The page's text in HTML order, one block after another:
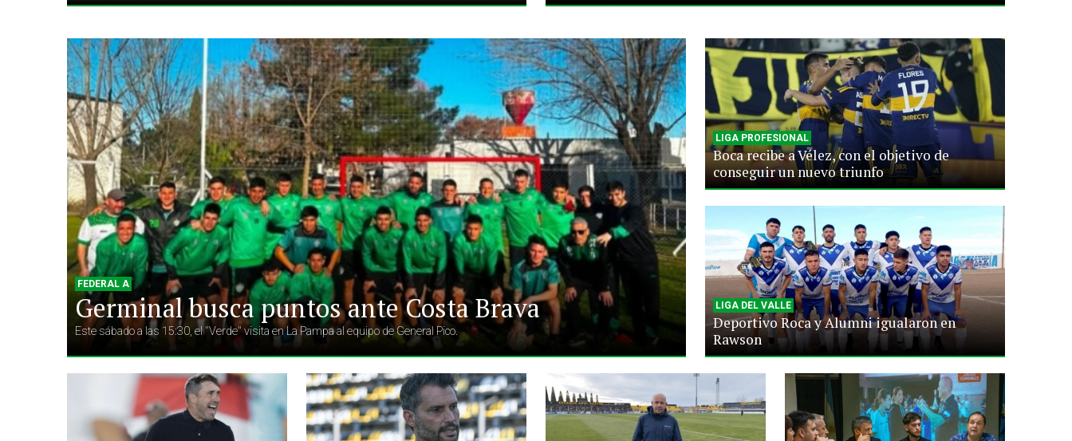
FEDERAL A
Germinal busca puntos ante Costa Brava
Este sábado a las 15:30, el "Verde" visita en La Pampa al equipo de General Pico.
LIGA PROFESIONAL
Boca recibe a Vélez, con el objetivo de
conseguir un nuevo triunfo
LIGA DEL VALLE
Deportivo Roca y Alumni igualaron en
Rawson